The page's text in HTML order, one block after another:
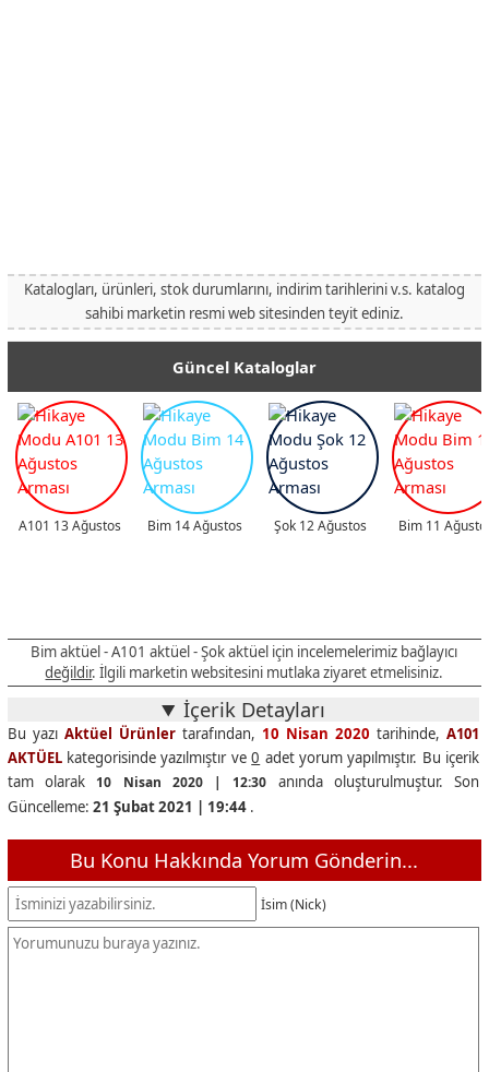
Katalogları, ürünleri, stok durumlarını, indirim tarihlerini v.s. katalog
sahibi marketin resmi web sitesinden teyit ediniz.
Güncel Kataloglar
A101 13 Ağustos Bim 14 Ağustos Şok 12 Ağustos Bim 11
Bim aktüel - A101 aktüel - Şok aktüel için incelemelerimiz bağlayıcı
değildir. İlgili marketin websitesini mutlaka ziyaret etmelisiniz.
İçerik Detayları
Bu yazı Aktüel Ürünlertarafından, 10 Nisan 2020 tarihinde,A101
AKTÜELkategorisinde yazılmıştır ve0 adet yorum yapılmıştır. Bu içerik
tam olarak 10 Nisan 2020 | 12:30 anında oluşturulmuştur. Son
Güncelleme: 21 Şubat 2021 | 19:44.
Bu Konu Hakkında Yorum Gönderin...
İsim (Nick)